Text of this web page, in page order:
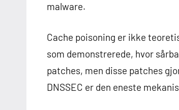
malware.
Cache poisoning er ikke
som demonstrerede, hvor
patches, men disse patches
DNSSEC er den eneste